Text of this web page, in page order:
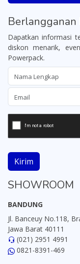
Berlangganan
Dapatkan informasi
diskon menarik,
Powerpack.
Kirim
SHOWROOM
BANDUNG
Jl. Banceuy No.118,
Jawa Barat 40111
(021) 2951 4991
0821-8391-469